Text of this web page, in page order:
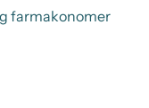
farmakonomer